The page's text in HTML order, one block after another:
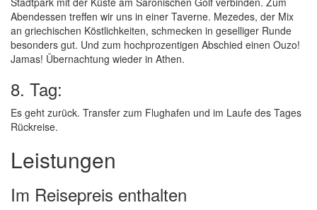
Abendessen treffen wir uns in einer Taverne. Mezedes, der Mix
an griechischen Köstlichkeiten, schmecken in geselliger Runde
besonders gut. Und zum hochprozentigen Abschied einen Ouzo!
Jamas! Übernachtung wieder in Athen.
8. Tag:
Es geht zurück. Transfer zum Flughafen und im Laufe des Tages
Rückreise.
Leistungen
Im Reisepreis enthalten